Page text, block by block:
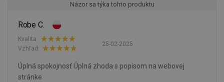
Názor sa týka tohto produktu
Robe C.
25-02-2025
Kvalita:
Vzhľad:
Úplná spokojnosť Úplná zhoda s popisom na webovej
stránke